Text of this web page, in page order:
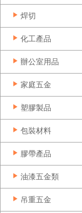
焊切
化工產品
辦公室用品
家庭五金
塑膠製品
包裝材料
膠帶產品
油漆五金類
吊重五金